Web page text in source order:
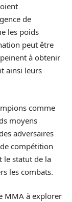
de
les poids
peut être
à obtenir
ainsi leurs
comme
moyens
adversaires
compétition
le statut de la
les combats.
MMA à explorer